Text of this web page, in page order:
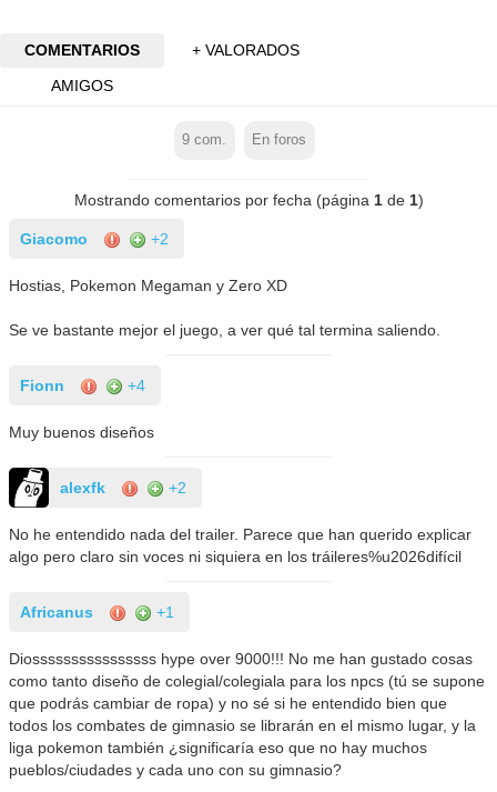
COMENTARIOS
+ VALORADOS
AMIGOS
9 com. En foros
Mostrando comentarios por fecha (página 1de 1)
Giacomo +2
Hostias, Pokemon Megaman y Zero XD
Se ve bastante mejor el juego, a ver qué tal termina saliendo.
Fionn +4
Muy buenos diseños
alexfk +2
No he entendido nada del trailer. Parece que han querido explicar
algo pero claro sin voces ni siquiera en los tráileres%u2026difícil
Africanus +1
Diossssssssssssssss hype over 9000!!! No me han gustado cosas
como tanto diseño de colegial/colegiala para los npcs (tú se supone
que podrás cambiar de ropa) y no sé si he entendido bien que
todos los combates de gimnasio se librarán en el mismo lugar, y la
liga pokemon también ¿significaría eso que no hay muchos
pueblos/ciudades y cada uno con su gimnasio?